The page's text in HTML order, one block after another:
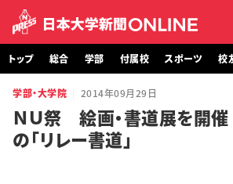
トップ
総合
トップ 総合 学部 付属校 スポーツ 校
学部・大学院 2014年09月29日
ＮＵ祭 絵画・書道展を開
の「リレー書道」